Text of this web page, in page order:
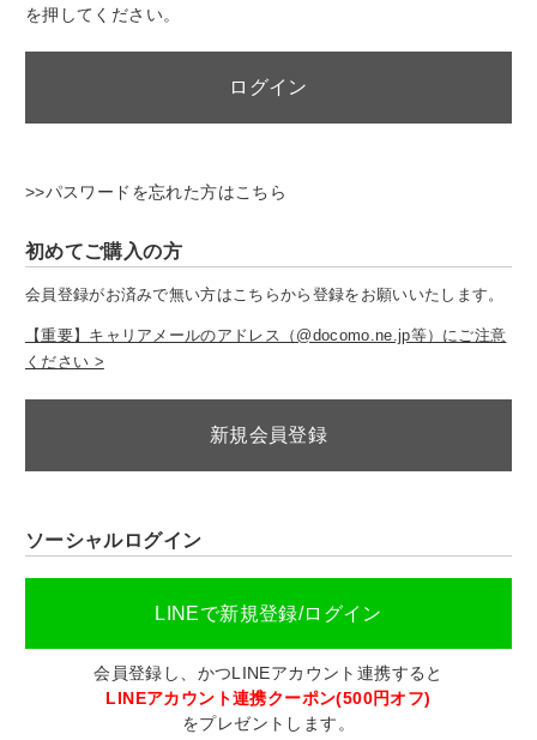
初めてご購入の方
会員登録がお済みで無い方はこちらから登録をお願いいたします。
【重要】キャリアメールのアドレス（@docomo.ne.jp等）にご注意
ください >
新規会員登録
ソーシャルログイン
LINEで新規登録/ログイン
会員登録し、かつLINEアカウント連携すると
LINEアカウント連携クーポン(500円オフ)
をプレゼントします。
を押してください。
ログイン
>>パスワードを忘れた方はこちら